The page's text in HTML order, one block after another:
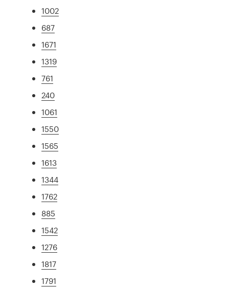
1002
687
1671
1319
761
240
1061
1550
1565
1613
1344
1762
885
1542
1276
1817
1791